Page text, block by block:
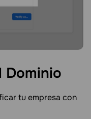
Dominio
tu empresa con